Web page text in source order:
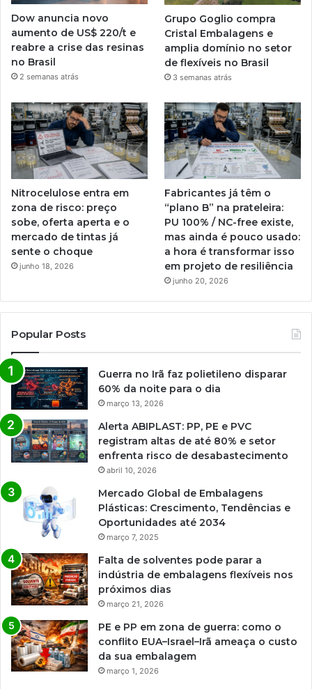
Dow anuncia novo
aumento de US$ 220/t e
reabre a crise das resinas
no Brasil
2 semanas atrás
Grupo Goglio compra
Cristal Embalagens e
amplia domínio no setor
de flexíveis no Brasil
3 semanas atrás
Nitrocelulose entra em
zona de risco: preço
sobe, oferta aperta e o
mercado de tintas já
sente o choque
junho 18, 2026
Fabricantes já têm o
“plano B” na prateleira:
PU 100% / NC-free existe,
mas ainda é pouco usado:
a hora é transformar isso
em projeto de resiliência
junho 20, 2026
Popular Posts
Guerra no Irã faz polietileno disparar
60% da noite para o dia
março 13, 2026
Alerta ABIPLAST: PP, PE e PVC
registram altas de até 80% e setor
enfrenta risco de desabastecimento
abril 10, 2026
Mercado Global de Embalagens
Plásticas: Crescimento, Tendências e
Oportunidades até 2034
março 7, 2025
Falta de solventes pode parar a
indústria de embalagens flexíveis nos
próximos dias
março 21, 2026
PE e PP em zona de guerra: como o
conflito EUA–Israel–Irã ameaça o custo
da sua embalagem
março 1, 2026